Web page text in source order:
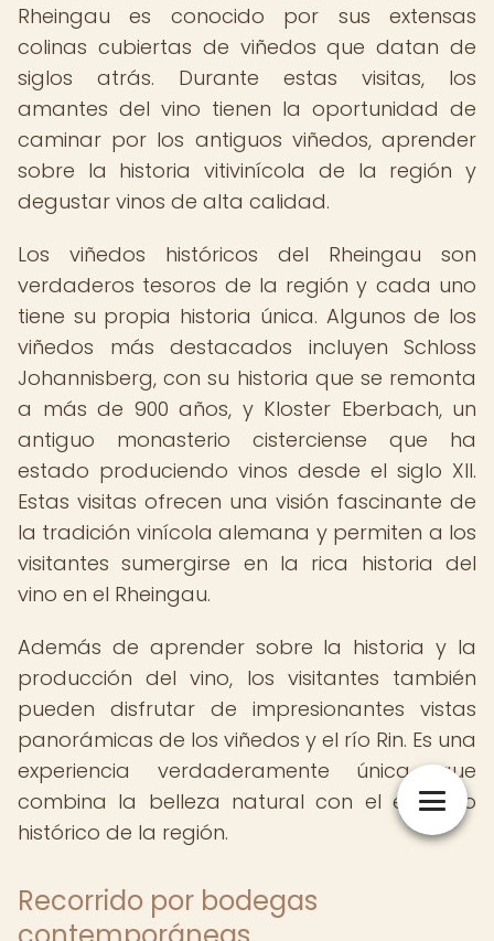
Rheingau es conocido por sus extensas
colinas cubiertas de viñedos que datan de
siglos atrás. Durante estas visitas, los
amantes del vino tienen la oportunidad de
caminar por los antiguos viñedos, aprender
sobre la historia vitivinícola de la región y
degustar vinos de alta calidad.
Los viñedos históricos del Rheingau son
verdaderos tesoros de la región y cada uno
tiene su propia historia única. Algunos de los
viñedos más destacados incluyen Schloss
Johannisberg, con su historia que se remonta
a más de 900 años, y Kloster Eberbach, un
antiguo monasterio cisterciense que ha
estado produciendo vinos desde el siglo XII.
Estas visitas ofrecen una visión fascinante de
la tradición vinícola alemana y permiten a los
visitantes sumergirse en la rica historia del
vino en el Rheingau.
Además de aprender sobre la historia y la
producción del vino, los visitantes también
pueden disfrutar de impresionantes vistas
panorámicas de los viñedos y el río Rin. Es una
experiencia verdaderamente única que
combina la belleza natural con el encanto
histórico de la región.
Recorrido por bodegas